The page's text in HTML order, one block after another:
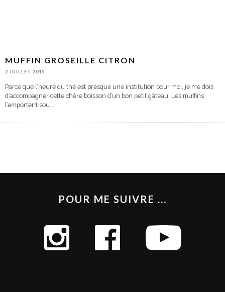
MUFFIN GROSEILLE CITRON
2 JUILLET 2015
Parce que l’heure du thé est presque une institution pour moi, je me dois
d’accompagner cette chère boisson d’un bon petit gâteau. Les muffins
l’emportent sou
POUR ME SUIVRE ...